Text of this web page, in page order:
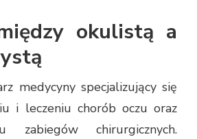
okulistą a
medycyny specjalizujący się
i leczeniu chorób oczu oraz
zabiegów chirurgicznych.